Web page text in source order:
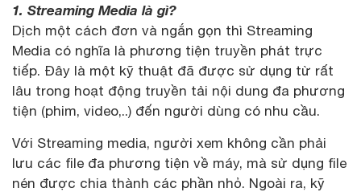
1. Streaming Media là gì?
Dịch một cách đơn và ngắn gọn thì Streaming
Media có nghĩa là phương tiện truyền phát trực
tiếp. Đây là một kỹ thuật đã được sử dụng từ rất
lâu trong hoạt động truyền tải nội dung đa phương
tiện (phim, video,..) đến người dùng có nhu cầu.
Với Streaming media, người xem không cần phải
lưu các file đa phương tiện về máy, mà sử dụng file
nén được chia thành các phần nhỏ. Ngoài ra, kỹ